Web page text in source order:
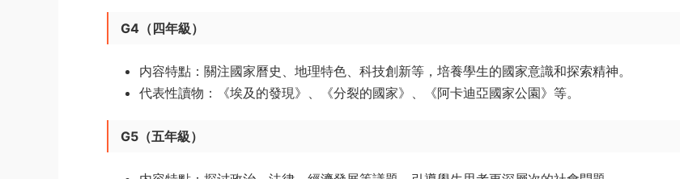
G4（四年級）
内容特點：關注國家曆史、地理特色、科技創新等，培養學生的國家意識和探索精神。
代表性讀物：《埃及的發現》、《分裂的國家》、《阿卡迪亞國家公園》等。
G5（五年級）